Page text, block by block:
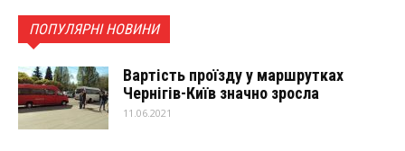
ПОПУЛЯРНІ НОВИНИ
Вартість проїзду у маршрутках
Чернігів-Київ значно зросла
11.06.2021